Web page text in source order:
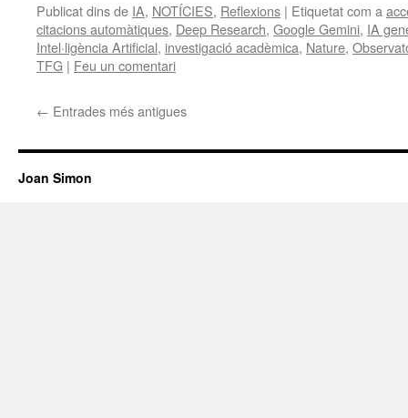
Publicat dins de IA, NOTÍCIES, Reflexions | Etiquetat com a
citacions automàtiques, Deep Research, Google Gemini, IA
Intel·ligència Artificial, investigació acadèmica, Nature,
TFG | Feu un comentari
← Entrades més antigues
Joan Simon